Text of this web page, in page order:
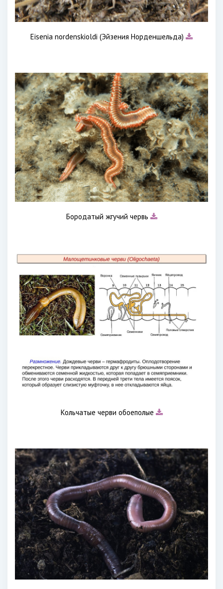
Eisenia nordenskioldi (Эйзения Норденшельда)
Бородатый жгучий червь
Кольчатые черви обоеполые